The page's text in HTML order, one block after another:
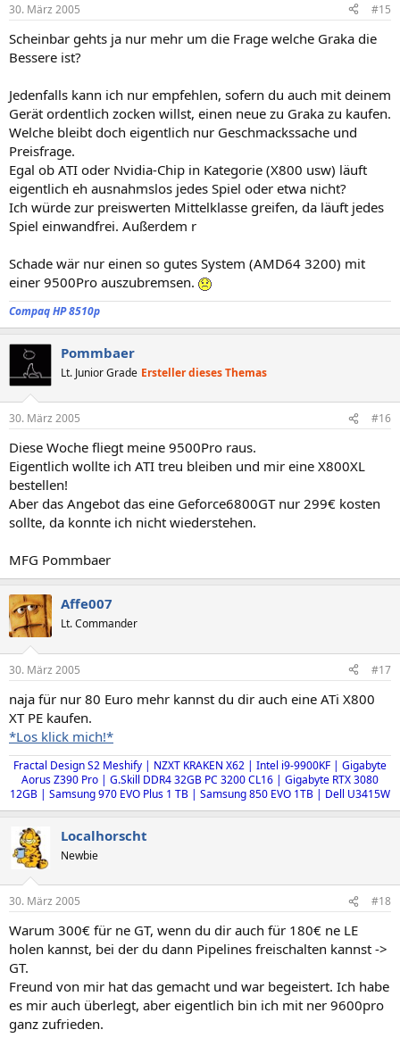
30. März 2005 #15
Scheinbar gehts ja nur mehr um die Frage welche Graka die
Bessere ist?
Jedenfalls kann ich nur empfehlen, sofern du auch mit deinem
Gerät ordentlich zocken willst, einen neue zu Graka zu kaufen.
Welche bleibt doch eigentlich nur Geschmackssache und
Preisfrage.
Egal ob ATI oder Nvidia-Chip in Kategorie (X800 usw) läuft
eigentlich eh ausnahmslos jedes Spiel oder etwa nicht?
Ich würde zur preiswerten Mittelklasse greifen, da läuft jedes
Spiel einwandfrei. Außerdem r
Schade wär nur einen so gutes System (AMD64 3200) mit
einer 9500Pro auszubremsen.
Compaq HP 8510p
Pommbaer
Lt. Junior Grade Ersteller dieses Themas
30. März 2005 #16
Diese Woche fliegt meine 9500Pro raus.
Eigentlich wollte ich ATI treu bleiben und mir eine X800XL
bestellen!
Aber das Angebot das eine Geforce6800GT nur 299€ kosten
sollte, da konnte ich nicht wiederstehen.
MFG Pommbaer
Affe007
Lt. Commander
30. März 2005 #17
naja für nur 80 Euro mehr kannst du dir auch eine ATi X800
XT PE kaufen.
*Los klick mich!*
Fractal Design S2 Meshify | NZXT KRAKEN X62 | Intel i9-9900KF | Gigabyte
Aorus Z390 Pro | G.Skill DDR4 32GB PC 3200 CL16 | Gigabyte RTX 3080
12GB | Samsung 970 EVO Plus 1 TB | Samsung 850 EVO 1TB | Dell U3415W
Localhorscht
Newbie
30. März 2005 #18
Warum 300€ für ne GT, wenn du dir auch für 180€ ne LE
holen kannst, bei der du dann Pipelines freischalten kannst ->
GT.
Freund von mir hat das gemacht und war begeistert. Ich habe
es mir auch überlegt, aber eigentlich bin ich mit ner 9600pro
ganz zufrieden.